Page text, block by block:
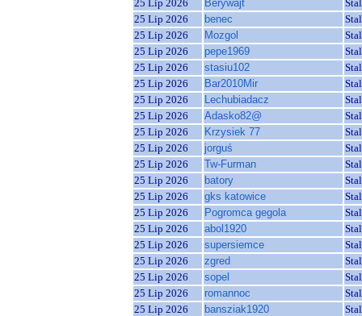
25 Lip 2026
Berywajt
25 Lip 2026
benec
25 Lip 2026
Mozgol
25 Lip 2026
pepe1969
25 Lip 2026
stasiu102
25 Lip 2026
Bar2010Mir
25 Lip 2026
Lechubiadacz
25 Lip 2026
Adasko82@
25 Lip 2026
Krzysiek 77
25 Lip 2026
jorguś
25 Lip 2026
Tw-Furman
25 Lip 2026
batory
25 Lip 2026
gks katowice
25 Lip 2026
Pogromca gegola
25 Lip 2026
abol1920
25 Lip 2026
supersiemce
25 Lip 2026
zgred
25 Lip 2026
sopel
25 Lip 2026
romannoc
25 Lip 2026
bansziak1920